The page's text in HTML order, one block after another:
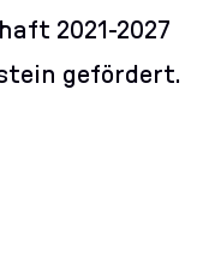
2021-2027
gefördert.